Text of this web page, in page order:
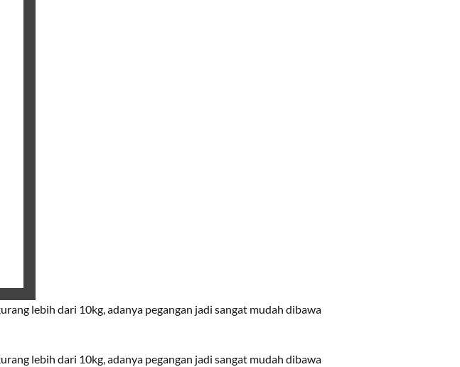
lebih dari 10kg, adanya pegangan jadi sangat mudah dibawa
lebih dari 10kg, adanya pegangan jadi sangat mudah dibawa